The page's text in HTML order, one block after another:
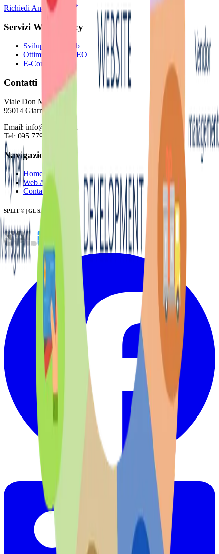
Richiedi Analisi Sito
Servizi Web Agency
Sviluppo Siti Web
Ottimizzazione SEO
E-Commerce
Contatti
Viale Don Minzoni 46
95014 Giarre (CT)
Email: info@splitweb.it
Tel: 095 7791192
Navigazione
Home
Web Agency
Contatti
SPLIT ® | GL S.r.l.s.